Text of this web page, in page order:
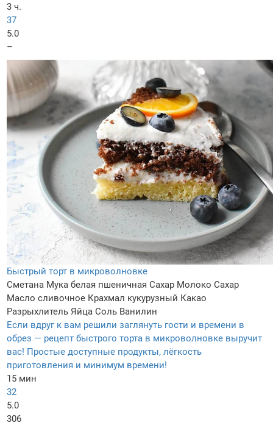
3 ч.
37
5.0
–
Быстрый торт в микроволновке
Сметана Мука белая пшеничная Сахар Молоко Сахар
Масло сливочнoe Крахмал кукурузный Какао
Разрыхлитель Яйца Соль Ванилин
Если вдруг к вам решили заглянуть гости и времени в
обрез — рецепт быстрого торта в микроволновке выручит
вас! Простые доступные продукты, лёгкость
приготовления и минимум времени!
15 мин
32
5.0
306